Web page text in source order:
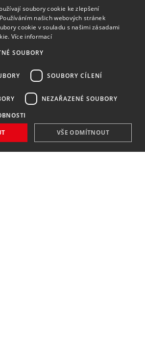
soubory cookie ke zlepšení
našich webových stránek
cookie v souladu s našimi zásadami
Více informací
SOUBORY
SOUBORY CÍLENÍ
NEZAŘAZENÉ SOUBORY
VŠE ODMÍTNOUT